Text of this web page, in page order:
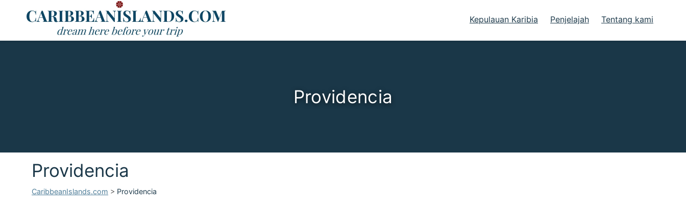
Kepulauan Karibia Penjelajah Tentang kami
Providencia
Providencia
CaribbeanIslands.com > Providencia